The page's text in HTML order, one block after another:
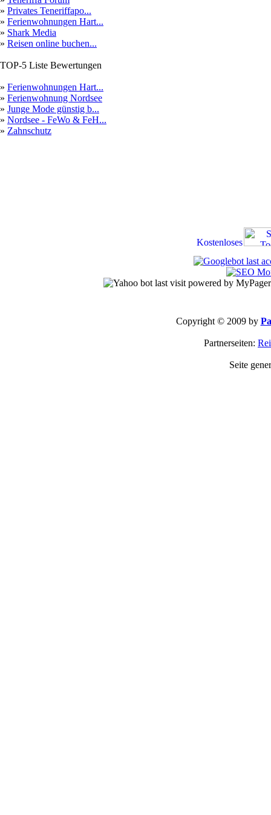
» Privates Teneriffapo...
» Ferienwohnungen Hart...
» Shark Media
» Reisen online buchen...
TOP-5 Liste Bewertungen
» Ferienwohnungen Hart...
» Ferienwohnung Nordsee
» Junge Mode günstig b...
» Nordsee - FeWo & FeH...
» Zahnschutz
Copyright © 2009 by
Partnerseiten:
Seite